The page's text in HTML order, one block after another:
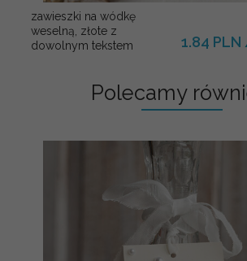
zawieszki na wódkę
weselną, złote z
dowolnym tekstem
1.84 PLN
Polecamy